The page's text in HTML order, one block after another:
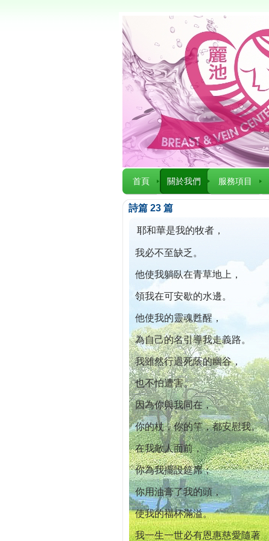
首頁 關於我們 服務項目
詩篇 23 篇
耶和華是我的牧者，
我必不至缺乏。
他使我躺臥在青草地上，
領我在可安歇的水邊。
他使我的靈魂甦醒，
為自己的名引導我走義路。
我雖然行過死蔭的幽谷，
也不怕遭害。
因為你與我同在，
你的杖，你的竿，都安慰我。
在我敵人面前，
你為我擺設筵席；
你用油膏了我的頭，
使我的福杯滿溢。
我一生一世必有恩惠慈愛隨著